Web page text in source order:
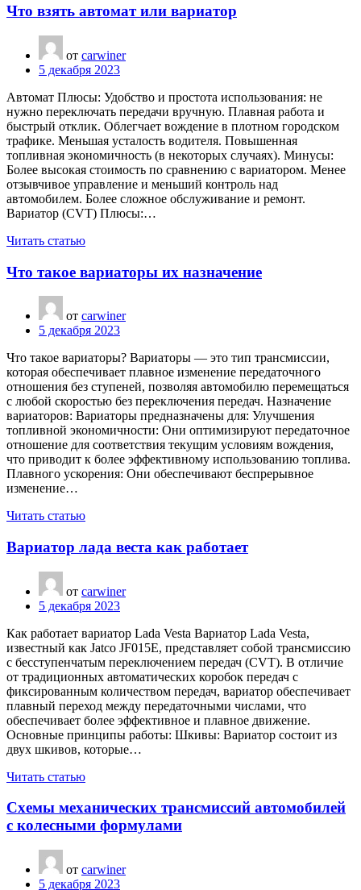
Что взять автомат или вариатор
от carwiner
5 декабря 2023
Автомат Плюсы: Удобство и простота использования: не
нужно переключать передачи вручную. Плавная работа и
быстрый отклик. Облегчает вождение в плотном городском
трафике. Меньшая усталость водителя. Повышенная
топливная экономичность (в некоторых случаях). Минусы:
Более высокая стоимость по сравнению с вариатором. Менее
отзывчивое управление и меньший контроль над
автомобилем. Более сложное обслуживание и ремонт.
Вариатор (CVT) Плюсы:…
Читать статью
Что такое вариаторы их назначение
от carwiner
5 декабря 2023
Что такое вариаторы? Вариаторы — это тип трансмиссии,
которая обеспечивает плавное изменение передаточного
отношения без ступеней, позволяя автомобилю перемещаться
с любой скоростью без переключения передач. Назначение
вариаторов: Вариаторы предназначены для: Улучшения
топливной экономичности: Они оптимизируют передаточное
отношение для соответствия текущим условиям вождения,
что приводит к более эффективному использованию топлива.
Плавного ускорения: Они обеспечивают беспрерывное
изменение…
Читать статью
Вариатор лада веста как работает
от carwiner
5 декабря 2023
Как работает вариатор Lada Vesta Вариатор Lada Vesta,
известный как Jatco JF015E, представляет собой трансмиссию
с бесступенчатым переключением передач (CVT). В отличие
от традиционных автоматических коробок передач с
фиксированным количеством передач, вариатор обеспечивает
плавный переход между передаточными числами, что
обеспечивает более эффективное и плавное движение.
Основные принципы работы: Шкивы: Вариатор состоит из
двух шкивов, которые…
Читать статью
Схемы механических трансмиссий автомобилей
с колесными формулами
от carwiner
5 декабря 2023